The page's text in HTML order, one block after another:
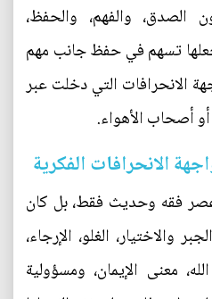
الصدق، والفهم، والحفظ،
جعلها تسهم في حفظ جانب مهم
الانحرافات التي دخلت عبر
أصحاب الأهواء.
الانحرافات الفكرية
عصر فقه وحديث فقط، بل كان
والاختيار، الغلو، الإرجاء،
معنى الإيمان، ومسؤولية